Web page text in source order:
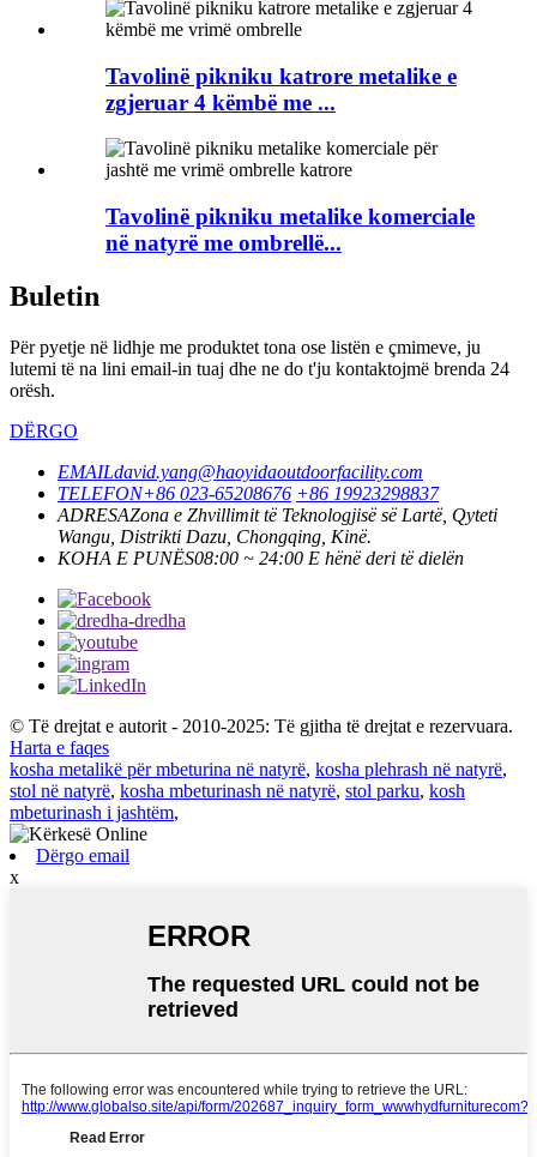
Tavolinë pikniku katrore metalike e
zgjeruar 4 këmbë me ...
Tavolinë pikniku metalike komerciale
në natyrë me ombrellë...
Buletin
Për pyetje në lidhje me produktet tona ose listën e çmimeve, ju
lutemi të na lini email-in tuaj dhe ne do t'ju kontaktojmë brenda 24
orësh.
DËRGO
EMAILdavid.yang@haoyidaoutdoorfacility.com
TELEFON+86 023-65208676 +86 19923298837
ADRESAZona e Zhvillimit të Teknologjisë së Lartë, Qyteti
Wangu, Distrikti Dazu, Chongqing, Kinë.
KOHA E PUNËS08:00 ~ 24:00 E hënë deri të dielën
© Të drejtat e autorit - 2010-2025: Të gjitha të drejtat e rezervuara.
Harta e faqes
kosha metalikë për mbeturina në natyrë, kosha plehrash në natyrë,
stol në natyrë, kosha mbeturinash në natyrë, stol parku, kosh
mbeturinash i jashtëm,
Dërgo email
x